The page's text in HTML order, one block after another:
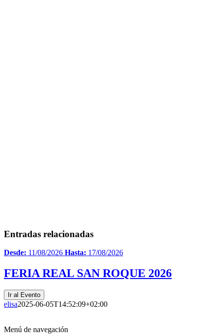
Entradas relacionadas
Desde: 11/08/2026 Hasta: 17/08/2026
FERIA REAL SAN ROQUE 2026
Ir al Evento
elisa2025-06-05T14:52:09+02:00
Menú de navegación